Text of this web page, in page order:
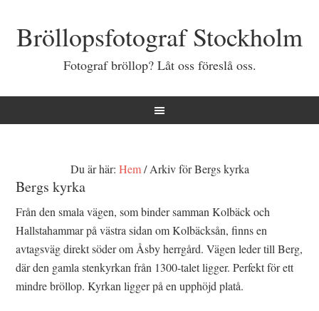
Bröllopsfotograf Stockholm
Fotograf bröllop? Låt oss föreslå oss.
Du är här: Hem /Arkiv för Bergs kyrka
Bergs kyrka
Från den smala vägen, som binder samman Kolbäck och
Hallstahammar på västra sidan om Kolbäcksån, finns en
avtagsväg direkt söder om Åsby herrgård. Vägen leder till Berg,
där den gamla stenkyrkan från 1300-talet ligger. Perfekt för ett
mindre bröllop. Kyrkan ligger på en upphöjd platå.